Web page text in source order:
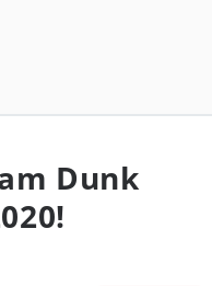
Dunk